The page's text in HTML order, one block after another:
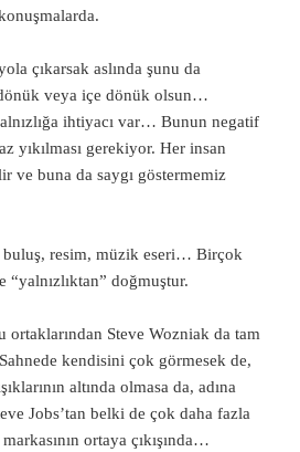
çıkarsak aslında şunu da
veya içe dönük olsun…
ihtiyacı var… Bunun negatif
yıkılması gerekiyor. Her insan
ve buna da saygı göstermemiz
resim, müzik eseri… Birçok
“yalnızlıktan” doğmuştur.
Steve Wozniak da tam
kendisini çok görmesek de,
altında olmasa da, adına
Jobs’tan belki de çok daha fazla
ortaya çıkışında…